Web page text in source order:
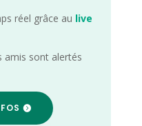
réel grâce au live
amis sont alertés